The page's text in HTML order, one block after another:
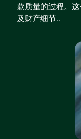
款质量的过程。
及财产细节...